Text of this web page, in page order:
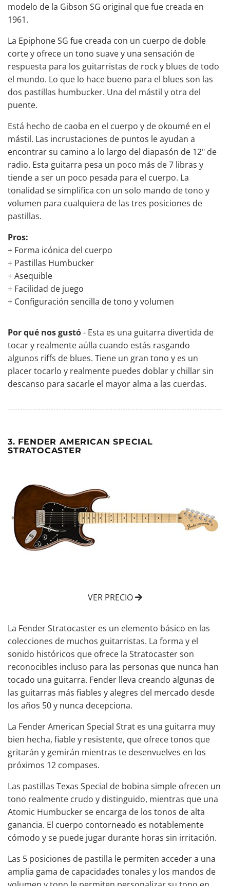
modelo de la Gibson SG original que fue creada en
1961.
La Epiphone SG fue creada con un cuerpo de doble
corte y ofrece un tono suave y una sensación de
respuesta para los guitarristas de rock y blues de todo
el mundo. Lo que lo hace bueno para el blues son las
dos pastillas humbucker. Una del mástil y otra del
puente.
Está hecho de caoba en el cuerpo y de okoumé en el
mástil. Las incrustaciones de puntos le ayudan a
encontrar su camino a lo largo del diapasón de 12" de
radio. Esta guitarra pesa un poco más de 7 libras y
tiende a ser un poco pesada para el cuerpo. La
tonalidad se simplifica con un solo mando de tono y
volumen para cualquiera de las tres posiciones de
pastillas.
Pros:
+ Forma icónica del cuerpo
+ Pastillas Humbucker
+ Asequible
+ Facilidad de juego
+ Configuración sencilla de tono y volumen
Por qué nos gustó- Esta es una guitarra divertida de
tocar y realmente aúlla cuando estás rasgando
algunos riffs de blues. Tiene un gran tono y es un
placer tocarlo y realmente puedes doblar y chillar sin
descanso para sacarle el mayor alma a las cuerdas.
3. FENDER AMERICAN SPECIAL
STRATOCASTER
VER PRECIO
La Fender Stratocaster es un elemento básico en las
colecciones de muchos guitarristas. La forma y el
sonido históricos que ofrece la Stratocaster son
reconocibles incluso para las personas que nunca han
tocado una guitarra. Fender lleva creando algunas de
las guitarras más fiables y alegres del mercado desde
los años 50 y nunca decepciona.
La Fender American Special Strat es una guitarra muy
bien hecha, fiable y resistente, que ofrece tonos que
gritarán y gemirán mientras te desenvuelves en los
próximos 12 compases.
Las pastillas Texas Special de bobina simple ofrecen un
tono realmente crudo y distinguido, mientras que una
Atomic Humbucker se encarga de los tonos de alta
ganancia. El cuerpo contorneado es notablemente
cómodo y se puede jugar durante horas sin irritación.
Las 5 posiciones de pastilla le permiten acceder a una
amplia gama de capacidades tonales y los mandos de